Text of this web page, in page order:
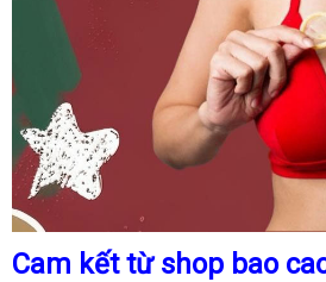
Cam kết từ shop bao